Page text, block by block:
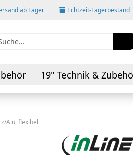
ab Lager Echtzeit-Lagerbestand
19" Technik &
Adapter
Alu, flexibel